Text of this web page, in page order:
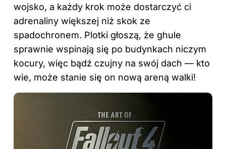
wojsko, a każdy krok może dostarczyć ci
adrenaliny większej niż skok ze
spadochronem. Plotki głoszą, że ghule
sprawnie wspinają się po budynkach niczym
kocury, więc bądź czujny na swój dach — kto
wie, może stanie się on nową areną walki!